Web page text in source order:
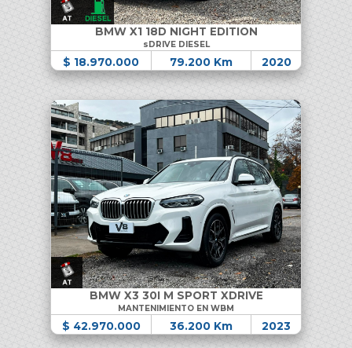
BMW X1 18D NIGHT EDITION
sDRIVE DIESEL
$ 18.970.000 79.200 Km 2020
BMW X3 30I M SPORT XDRIVE
MANTENIMIENTO EN WBM
$ 42.970.000 36.200 Km 2023